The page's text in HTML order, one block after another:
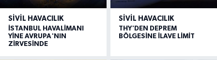
SIVIL HAVACILIK
İSTANBUL HAVALİMANI
YİNE AVRUPA'NIN
ZİRVESİNDE
SIVIL HAVACILIK
THY'DEN DEPREM
BÖLGESİNE İLAVE LİMİT